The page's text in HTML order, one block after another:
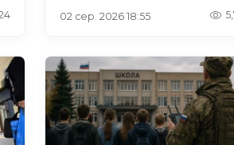
02 сер. 2026 18:55